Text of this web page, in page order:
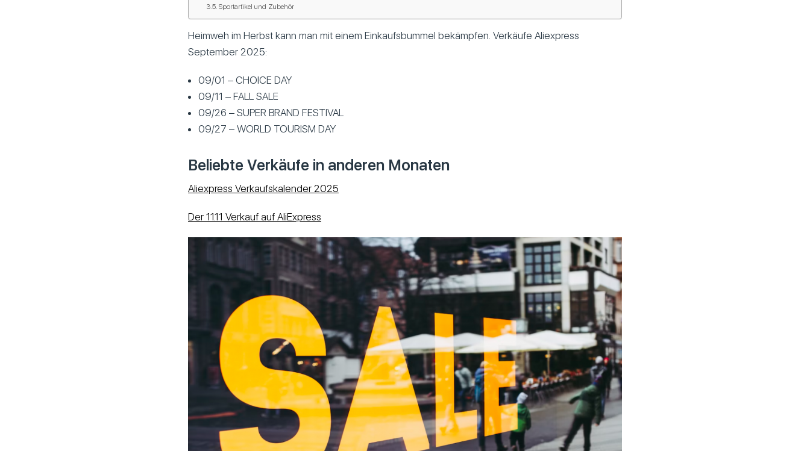
Sportartikel und Zubehör
Heimweh im Herbst kann man mit einem Einkaufsbummel bekämpfen. Verkäufe Aliexpress
September 2025:
09/01 – CHOICE DAY
09/11 – FALL SALE
09/26 – SUPER BRAND FESTIVAL
09/27 – WORLD TOURISM DAY
Beliebte Verkäufe in anderen Monaten
Aliexpress Verkaufskalender 2025
Der 11.11 Verkauf auf AliExpress